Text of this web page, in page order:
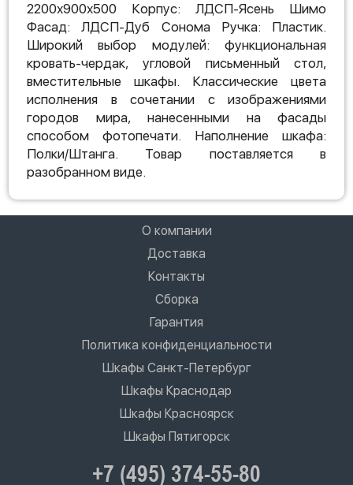
2200х900х500 Корпус: ЛДСП-Ясень Шимо
Фасад: ЛДСП-Дуб Сонома Ручка: Пластик.
Широкий выбор модулей: функциональная
кровать-чердак, угловой письменный стол,
вместительные шкафы. Классические цвета
исполнения в сочетании с изображениями
городов мира, нанесенными на фасады
способом фотопечати. Наполнение шкафа:
Полки/Штанга. Товар поставляется в
разобранном виде.
О компании
Доставка
Контакты
Сборка
Гарантия
Политика конфиденциальности
Шкафы Санкт-Петербург
Шкафы Краснодар
Шкафы Красноярск
Шкафы Пятигорск
+7 (495) 374-55-80